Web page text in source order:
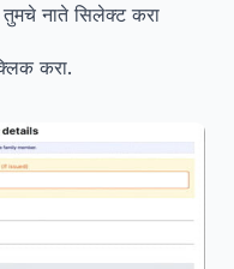
नाते सिलेक्ट करा
करा.